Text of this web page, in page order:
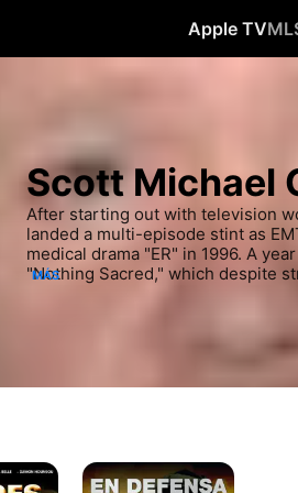
Apple TV
Scott Michael
After starting out with television
landed a multi-episode stint as
medical drama "ER" in 1996. A
"Nothing Sacred," which despite
roles, along with plenty of guest-
Award-winning "Brokeback
in the sci-fi-action series "The
MÁS
En
defensa